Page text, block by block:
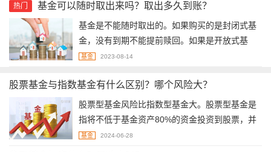
资者带来收益，而当市场行情较差的时候，其净
值下跌，会给投资者带来亏损的可能性。
热门 基金可以随时取出来吗？取出多久到账？
基金是不能随时取出的。如果购买的是封闭式基
金，没有到期不能提前赎回。如果是开放式基
金，大部分基金实行T+1交易，当天买入，第二
交易时间才可以申请。交易日15:00之前提交赎回
申请的，一般在T+1日到账。交易日15:00以后提
交赎回申请的，一般在T+2日到账。
基金 2023-08-14
股票基金与指数基金有什么区别？哪个风险大？
股票型基金风险比指数型基金大。股票型基金是
指将不低于基金资产80%的资金投资到股票，并
且投资股票的板块多种多样。指数型基金是以特
基金 2024-06-28